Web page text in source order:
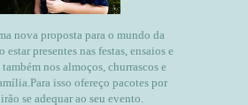
nova proposta para o mundo da
presentes nas festas, ensaios e
nos almoços, churrascos e
isso ofereço pacotes por
se adequar ao seu evento.